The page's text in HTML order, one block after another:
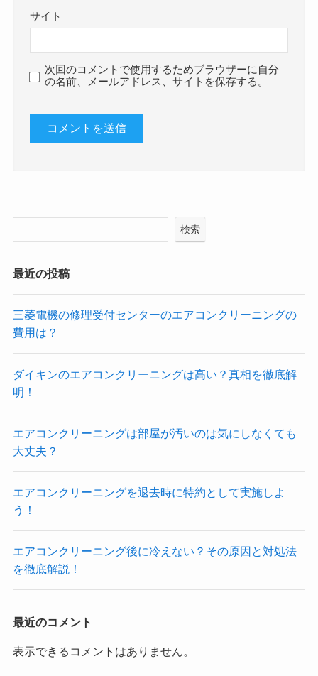
サイト
次回のコメントで使用するためブラウザーに自分
の名前、メールアドレス、サイトを保存する。
検索
最近の投稿
三菱電機の修理受付センターのエアコンクリーニングの
費用は？
ダイキンのエアコンクリーニングは高い？真相を徹底解
明！
エアコンクリーニングは部屋が汚いのは気にしなくても
大丈夫？
エアコンクリーニングを退去時に特約として実施しよ
う！
エアコンクリーニング後に冷えない？その原因と対処法
を徹底解説！
最近のコメント
表示できるコメントはありません。